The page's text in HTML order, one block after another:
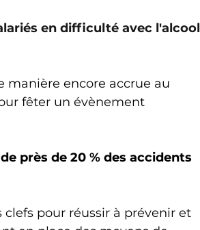
en difficulté avec l'alcool
manière encore accrue au
fêter un évènement
près de 20 % des accidents
clefs pour réussir à prévenir et